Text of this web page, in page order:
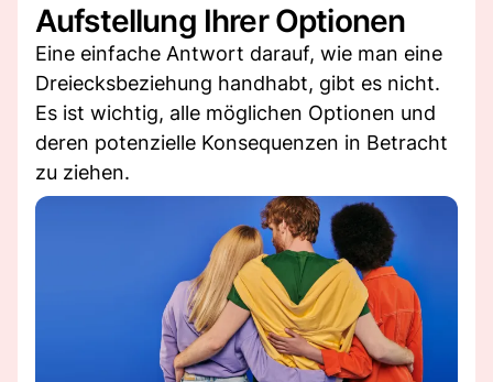
Aufstellung Ihrer Optionen
Eine einfache Antwort darauf, wie man eine
Dreiecksbeziehung handhabt, gibt es nicht.
Es ist wichtig, alle möglichen Optionen und
deren potenzielle Konsequenzen in Betracht
zu ziehen.